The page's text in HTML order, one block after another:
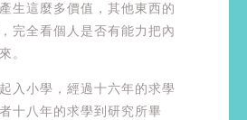
生這麼多價值，其他東西的
完全看個人是否有能力把內
。
入小學，經過十六年的求學
十八年的求學到研究所畢